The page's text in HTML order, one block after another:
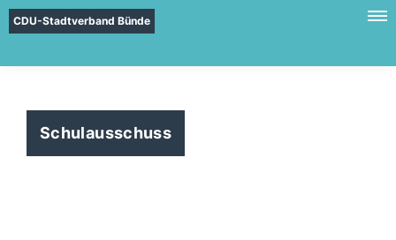
CDU-Stadtverband Bünde
Schulausschuss